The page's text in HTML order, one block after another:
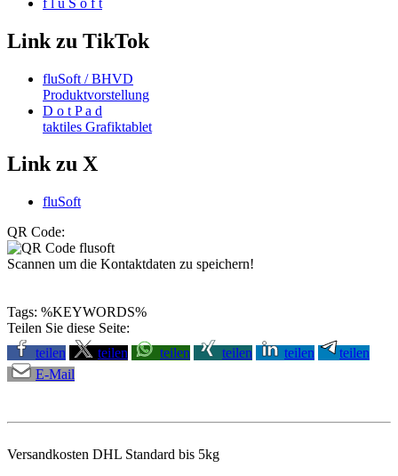
Link zu TikTok
fluSoft / BHVD
Produktvorstellung
D o t P a d
taktiles Grafiktablet
Link zu X
fluSoft
QR Code:
Scannen um die Kontaktdaten zu speichern!
Tags: %KEYWORDS%
Teilen Sie diese Seite:
teilen
teilen teilen teilen teilen
teilen
E-Mail
Versandkosten DHL Standard bis 5kg